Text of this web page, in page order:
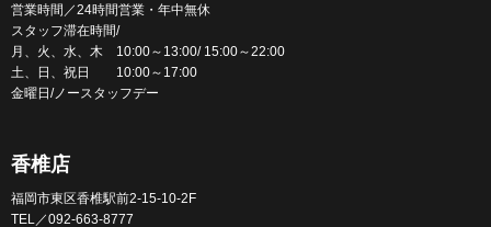
営業時間／24時間営業・年中無休
スタッフ滞在時間/
月、火、水、木 10:00～13:00/ 15:00～22:00
土、日、祝日 10:00～17:00
金曜日/ノースタッフデー
香椎店
福岡市東区香椎駅前2-15-10-2F
TEL／092-663-8777